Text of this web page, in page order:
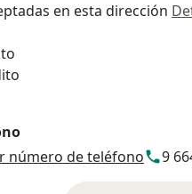
en esta dirección
número de teléfono 9